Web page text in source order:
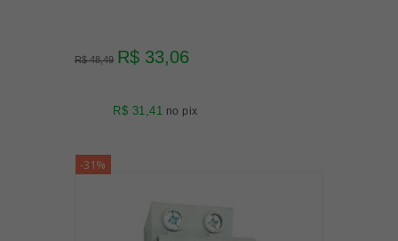
R$ 48,49 R$ 33,06
R$ 31,41 no pix
-31%